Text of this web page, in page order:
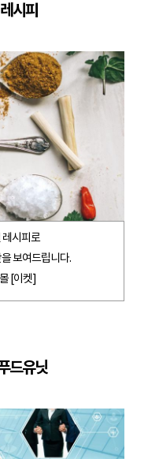
시피
레시피로
보여드립니다.
[이켓]
드유닛